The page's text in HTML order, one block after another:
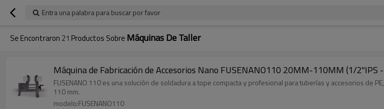
Entra una palabra para buscar por favor
Se Encontraron 21 Productos Sobre Máquinas De Taller
Máquina de Fabricación de Accesorios Nano FUSENANO110 20MM-110MM (1/2"IPS
FUSENANO 110 es una solución de soldadura a tope compacta y profesional para tuberías y accesorios de
110 mm.
modelo:FUSENANO110